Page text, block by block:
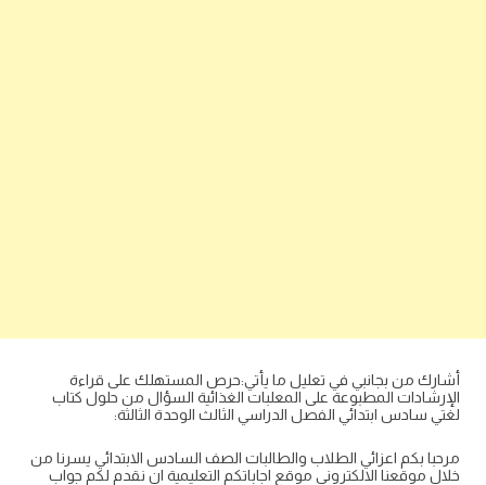
أشارك من بجانبي في تعليل ما يأتي:حرص المستهلك على قراءة
الإرشادات المطبوعة على المعلبات الغذائية السؤال من حلول كتاب
لغتي سادس ابتدائي الفصل الدراسي الثالث الوحدة الثالثة:
مرحبا بكم اعزائي الطلاب والطالبات الصف السادس الابتدائي يسرنا من
خلال موقعنا الالكتروني موقع اجاباتكم التعليمية ان نقدم لكم جواب